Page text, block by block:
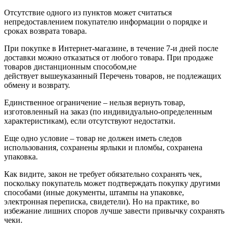
Отсутствие одного из пунктов может считаться
непредоставлением покупателю информации о порядке и
сроках возврата товара.
При покупке в Интернет-магазине, в течение 7-и дней после
доставки можно отказаться от любого товара. При продаже
товаров дистанционным способом,не
действует вышеуказанный Перечень товаров, не подлежащих
обмену и возврату.
Единственное ограничение – нельзя вернуть товар,
изготовленный на заказ (по индивидуально-определенным
характеристикам), если отсутствуют недостатки.
Еще одно условие – товар не должен иметь следов
использования, сохранены ярлыки и пломбы, сохранена
упаковка.
Как видите, закон не требует обязательно сохранять чек,
поскольку покупатель может подтверждать покупку другими
способами (иные документы, штампы на упаковке,
электронная переписка, свидетели). Но на практике, во
избежание лишних споров лучше завести привычку сохранять
чеки.